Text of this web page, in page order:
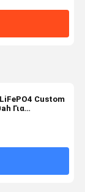
Custom
Για